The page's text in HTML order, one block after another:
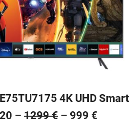
4K UHD Smart
– 1299 € – 999 €